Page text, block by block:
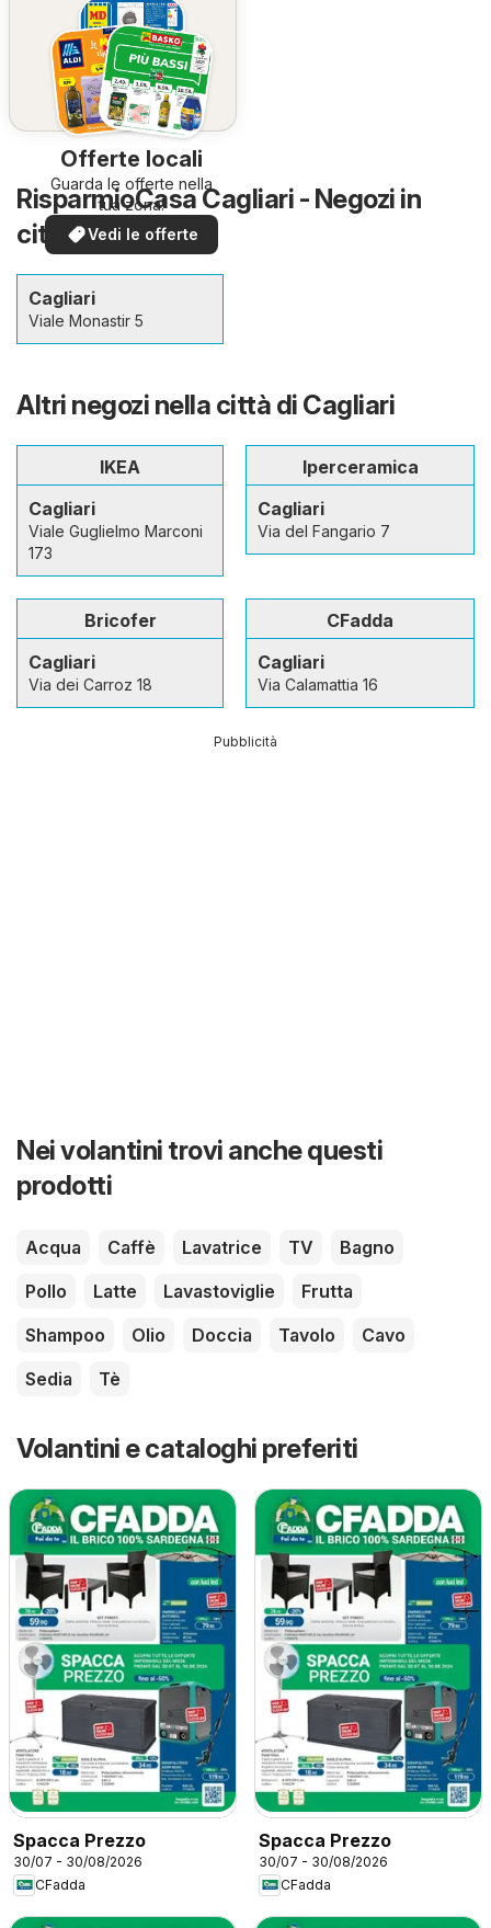
Offerte locali
Guarda le offerte nella
tua zona!
Vedi le offerte
RisparmioCasa Cagliari - Negozi in
città e dintorni
Cagliari
Viale Monastir 5
Altri negozi nella città di Cagliari
IKEA
Cagliari
Viale Guglielmo Marconi
173
Iperceramica
Cagliari
Via del Fangario 7
Bricofer
Cagliari
Via dei Carroz 18
CFadda
Cagliari
Via Calamattia 16
Pubblicità
Nei volantini trovi anche questi
prodotti
Acqua Caffè Lavatrice TV
Bagno
Pollo
Latte Lavastoviglie
Frutta
Shampoo
Olio Doccia Tavolo
Cavo
Sedia
Tè
Volantini e cataloghi preferiti
Spacca Prezzo
30/07 - 30/08/2026
CFadda
Spacca Prezzo
30/07 - 30/08/2026
CFadda